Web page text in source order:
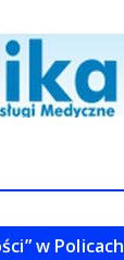
w Policach